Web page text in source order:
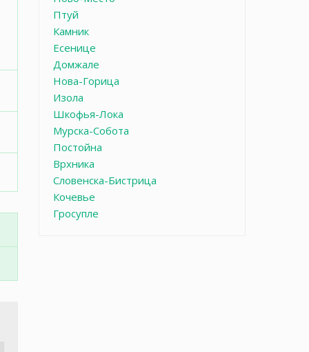
Птуй
Камник
Есенице
Домжале
Нова-Горица
Изола
Шкофья-Лока
Мурска-Собота
Постойна
Врхника
Словенска-Бистрица
Кочевье
Гросупле